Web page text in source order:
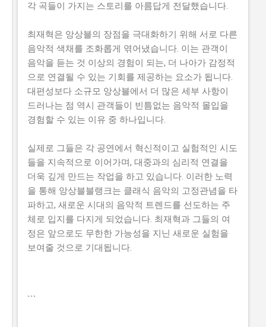
각 곡들이 가지는 스토리를 아름답게 전달했습니다.
최재혁은 앙상블의 장점을 극대화하기 위해 서로 다른
음악적 색채를 조화롭게 엮어냈습니다. 이는 관객이
음악을 듣는 것 이상의 경험이 되는, 더 나아가 감정적
으로 연결될 수 있는 기회를 제공하는 요소가 됩니다.
대편성보다 소규모 앙상블에서 더 많은 세부 사항이
드러나는 점 역시 관객들이 빈틈없는 음악적 몰입을
경험할 수 있는 이유 중 하나입니다.
실제로 그들은 각 공연에서 혁신적이고 실험적인 시도
들을 지속적으로 이어가며, 대중과의 심리적 연결을
더욱 깊게 만드는 작업을 하고 있습니다. 이러한 노력
을 통해 앙상블블랭크는 클래식 음악의 고정관념을 타
파하고, 새로운 시대의 음악적 트렌드를 선도하는 주
체로 입지를 다지게 되었습니다. 최재혁과 그들의 여
정은 앞으로도 무한한 가능성을 지닌 새로운 실험을
보여줄 것으로 기대됩니다.
```